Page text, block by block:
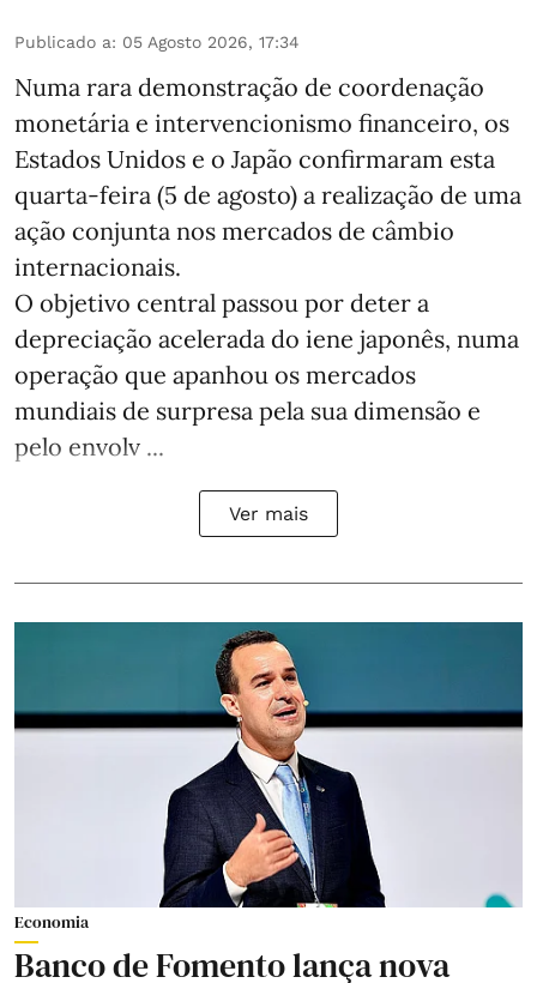
Publicado a: 05 Agosto 2026, 17:34
Numa rara demonstração de coordenação
monetária e intervencionismo financeiro, os
Estados Unidos e o Japão confirmaram esta
quarta-feira (5 de agosto) a realização de uma
ação conjunta nos mercados de câmbio
internacionais.
O objetivo central passou por deter a
depreciação acelerada do iene japonês, numa
operação que apanhou os mercados
mundiais de surpresa pela sua dimensão e
pelo envolv ...
Ver mais
Economia
Banco de Fomento lança nova